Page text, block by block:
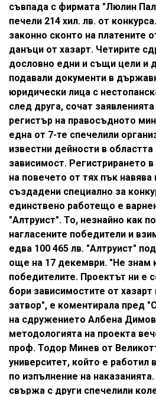
съвпада с фирмата "Люлин
печели 214 хил. лв. от
законно сконто на платените
данъци от хазарт. Четирите
дословно едни и същи цели и
подавали документи в
юридически лица с
след друга, сочат
регистър на правосъдното
една от 7-те спечелили
известни дейности в областта
зависимост. Регистрирането
на повечето от тях пък
създадени специално за
единствено работещо е
"Алтруист". То, незнайно как
нагласените победители и
едва 100 465 лв. "Алтруист"
още на 17 декември. "Не знам
победителите. Проектът ни е
бори зависимостите от
затвор", е коментирала пред
на сдружението Албена
методологията на проекта
проф. Тодор Минев от
университет, който е работил
по изпълнение на
свържа с други спечелили